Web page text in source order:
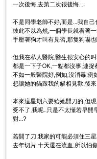
一次後悔,去第二次很後悔...
不是同學老師不好,而是...我自
彼此不以為然,一個學長就看著
手壓著狗才叫有見習,那隻狗嚇
但我在私人醫院,醫生很安心的
都是一下子OK,一點都沒事,連
不如一般醫院好,例如,沒消毒;例
想讓她的貓跟我的貓相見歡,後
本來這星期六要給她開刀的,但
受不了,我呢..只是不太懂若早開
對...?
若開了刀,我家的可能必須住三
去年切片,十天還在流血,所以怕